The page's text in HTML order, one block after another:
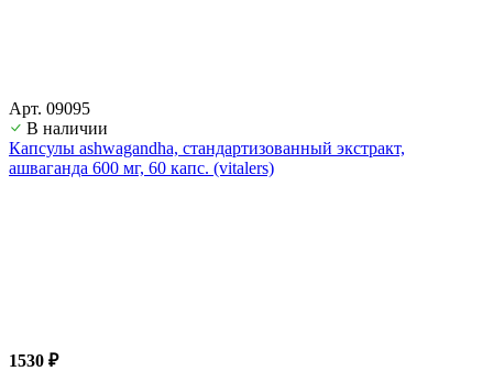
Арт. 09095
В наличии
Капсулы ashwagandha, стандартизованный экстракт,
ашвагандa 600 мг, 60 капс. (vitalers)
1530 ₽